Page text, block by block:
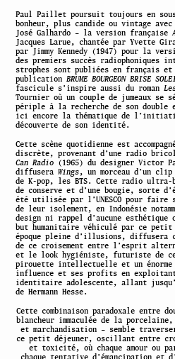
Paul Paillet poursuit toujours en
bonheur, plus candide ou vintage
José Galhardo – la version française
Jacques Larue, chantée par Yvette
par Jimmy Kennedy (1947) pour la
des premiers succès radiophoniques
strophes sont publiées en français
publicationBRUME BOURGEON BRISE
fascicule s’inspire aussi du roman
Tournier où un couple de jumeaux se
périple à la recherche de son double
ici encore la thématique de
découverte de son identité.
Cette scène quotidienne est
discrète, provenant d’une radio
Can Radio (1965) du designer Victor
diffusera Wings, un morceau d’un
de K-pop, les BTS. Cette radio ultra-
de conserve et d’une bougie, sorte
été utilisée par l’UNESCO pour
de leur isolement, en Indonésie
design ni rappel d’aucune esthétique
but humanitaire véhiculé par ce petit
époque pleine d’illusions, diffusera
de ce croisement entre l’esprit
et le look hygiéniste, futuriste de ce
pirouette intellectuelle et un énorme
influence et ses profits en
identitaire adolescente, allant
de Hermann Hesse.
Cette combinaison paradoxale entre
blancheur immaculée de la porcelaine,
et marchandisation – semble
ce petit déjeuner, oscillant entre
et toxicité, où chaque amour ou
chaque tentative d’émancipation et